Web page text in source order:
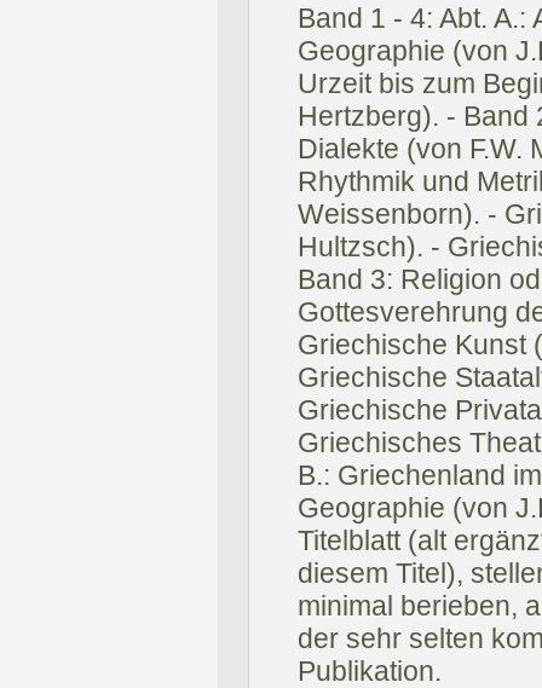
Band 1 - 4: Abt. A.:
Geographie (von
Urzeit bis zum
Hertzberg). - Band
Dialekte (von F.W.
Rhythmik und
Weissenborn). -
Hultzsch). -
Band 3: Religion
Gottesverehrung
Griechische Kunst
Griechische
Griechische
Griechisches
B.: Griechenland
Geographie (von
Titelblatt (alt
diesem Titel),
minimal berieben,
der sehr selten
Publikation.